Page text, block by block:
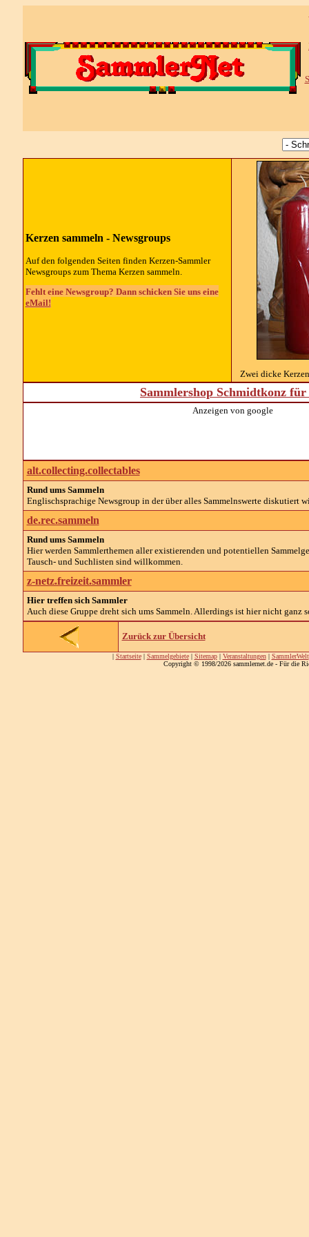
Kerzen sammeln - Newsgroups
Auf den folgenden Seiten finden Kerzen-Sammler
Newsgroupszum Thema Kerzen sammeln.
Fehlt eine Newsgroup? Dann schicken Sie uns eine
eMail!
Zwei dicke
Sammlershop Schmidtkonz
Anzeigen von google
alt.collecting.collectables
Rund ums Sammeln
Englischsprachige Newsgroup in der über alles Sammelnswerte diskutiert
de.rec.sammeln
Rund ums Sammeln
Hier werden Sammlerthemen aller existierenden und potentiellen
Tausch- und Suchlisten sind willkommen.
z-netz.freizeit.sammler
Hier treffen sich Sammler
Auch diese Gruppe dreht sich ums Sammeln. Allerdings ist hier nicht ganz
Zurück zur Übersicht
| Startseite| Sammelgebiete| Sitemap| Veranstaltungen| SammlerWelt
Copyright © 1998/2026 sammlernet.de - Für die